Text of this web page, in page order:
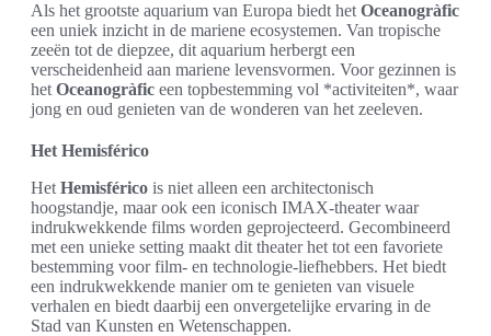
Als het grootste aquarium van Europa biedt het Oceanogràfic
een uniek inzicht in de mariene ecosystemen. Van tropische
zeeën tot de diepzee, dit aquarium herbergt een
verscheidenheid aan mariene levensvormen. Voor gezinnen is
het Oceanogràfic een topbestemming vol *activiteiten*, waar
jong en oud genieten van de wonderen van het zeeleven.
Het Hemisférico
Het Hemisférico is niet alleen een architectonisch
hoogstandje, maar ook een iconisch IMAX-theater waar
indrukwekkende films worden geprojecteerd. Gecombineerd
met een unieke setting maakt dit theater het tot een favoriete
bestemming voor film- en technologie-liefhebbers. Het biedt
een indrukwekkende manier om te genieten van visuele
verhalen en biedt daarbij een onvergetelijke ervaring in de
Stad van Kunsten en Wetenschappen.